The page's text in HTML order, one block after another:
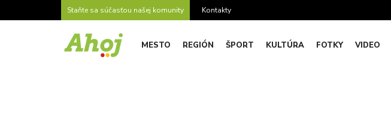
Staňte sa súčasťou našej komunity Kontakty
MESTO REGIÓN ŠPORT KULTÚRA FOTKY VIDEO